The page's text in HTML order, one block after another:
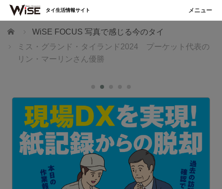
ホーム
WiSE FOCUS 写真で感じる今のタイ
ミス・グランド・タイランド2024 プーケット代表の
リン・マーリンさん優勝
タイ生活情報サイト